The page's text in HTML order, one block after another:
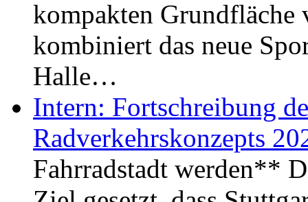
kompakten Grundfläche
kombiniert das neue
Halle…
Intern: Fortschreibung
Radverkehrskonzepts
Fahrradstadt werden**